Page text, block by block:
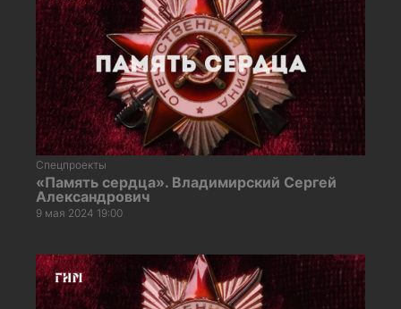
Спецпроекты
«Память сердца». Владимирский Сергей
Александрович
9 мая 2024 19:00